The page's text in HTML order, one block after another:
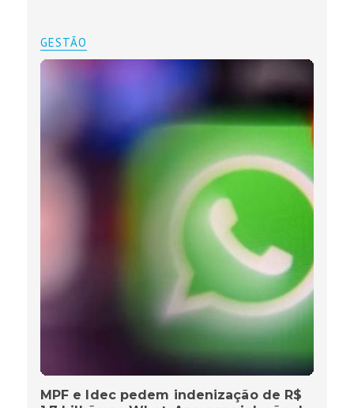
GESTÃO
MPF e Idec pedem indenização de R$